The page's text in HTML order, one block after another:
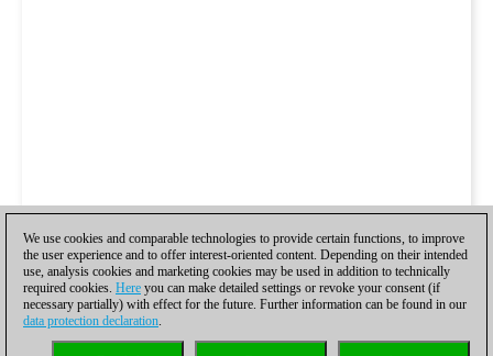
We use cookies and comparable technologies to provide certain functions, to improve
the user experience and to offer interest-oriented content. Depending on their intended
use, analysis cookies and marketing cookies may be used in addition to technically
required cookies. Here you can make detailed settings or revoke your consent (if
necessary partially) with effect for the future. Further information can be found in our
data protection declaration.